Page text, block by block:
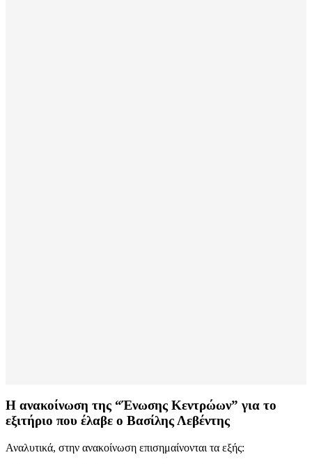
Η ανακοίνωση της “Ένωσης Κεντρώων” για το
εξιτήριο που έλαβε ο Βασίλης Λεβέντης
Αναλυτικά, στην ανακοίνωση επισημαίνονται τα εξής: